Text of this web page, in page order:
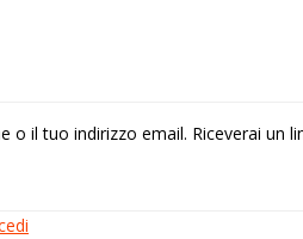
o il tuo indirizzo email. Riceverai un